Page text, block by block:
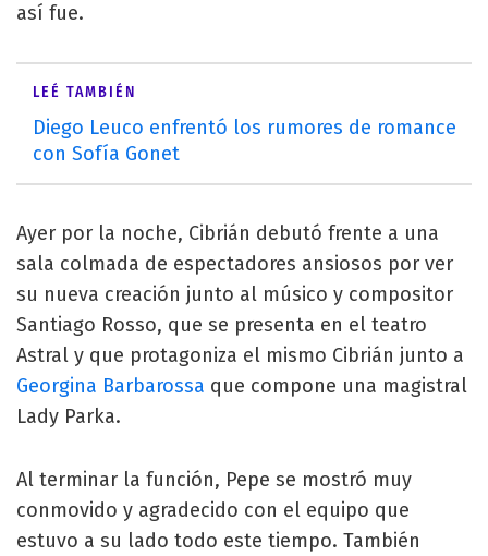
así fue.
LEÉ TAMBIÉN
Diego Leuco enfrentó los rumores de romance
con Sofía Gonet
Ayer por la noche, Cibrián debutó frente a una
sala colmada de espectadores ansiosos por ver
su nueva creación junto al músico y compositor
Santiago Rosso, que se presenta en el teatro
Astral y que protagoniza el mismo Cibrián junto a
Georgina Barbarossa que compone una magistral
Lady Parka.
Al terminar la función, Pepe se mostró muy
conmovido y agradecido con el equipo que
estuvo a su lado todo este tiempo. También